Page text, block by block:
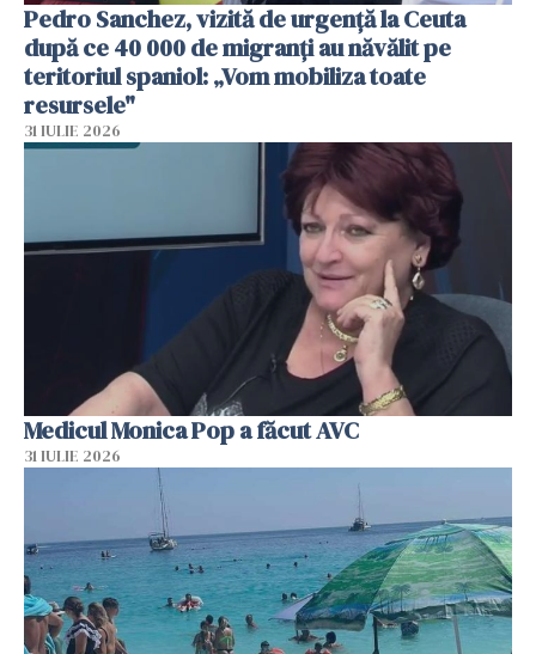
Pedro Sanchez, vizită de urgență la Ceuta
după ce 40 000 de migranți au năvălit pe
teritoriul spaniol: „Vom mobiliza toate
resursele"
31 IULIE 2026
Medicul Monica Pop a făcut AVC
31 IULIE 2026